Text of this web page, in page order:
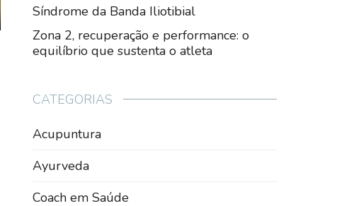
Síndrome da Banda Iliotibial
Zona 2, recuperação e performance: o
equilíbrio que sustenta o atleta
CATEGORIAS
Acupuntura
Ayurveda
Coach em Saúde